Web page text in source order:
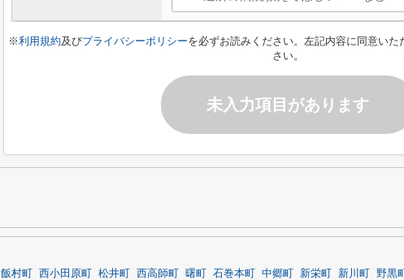
※利用規約及びプライバシーポリシーを必ずお読みください。左記内容に同意い
さい。
未入力項目があります
飯村町 西小田原町 松井町 西高師町 曙町 石巻本町 中郷町 新栄町 新川町 野黒町